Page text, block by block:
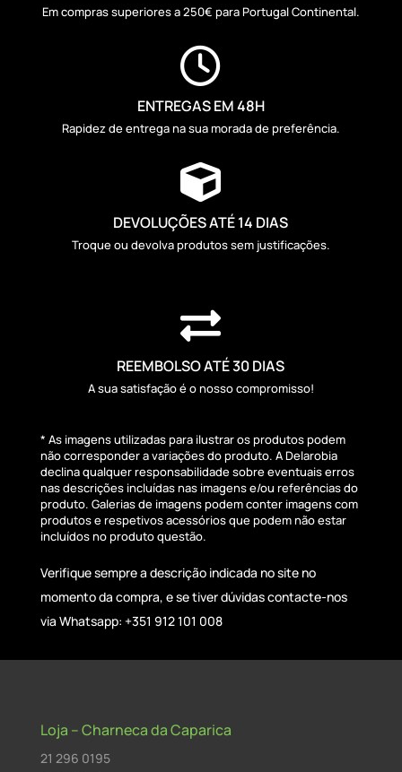
Em compras superiores a 250€ para Portugal Continental.

ENTREGAS EM 48H
Rapidez de entrega na sua morada de preferência.

DEVOLUÇÕES ATÉ 14 DIAS
Troque ou devolva produtos sem justificações.

REEMBOLSO ATÉ 30 DIAS
A sua satisfação é o nosso compromisso!
* As imagens utilizadas para ilustrar os produtos podem
não corresponder a variações do produto. A Delarobia
declina qualquer responsabilidade sobre eventuais erros
nas descrições incluídas nas imagens e/ou referências do
produto. Galerias de imagens podem conter imagens com
produtos e respetivos acessórios que podem não estar
incluídos no produto questão.
Verifique sempre a descrição indicada no site no
momento da compra, e se tiver dúvidas contacte-nos
via Whatsapp: +351 912 101 008
Loja – Charneca da Caparica
21 296 0195